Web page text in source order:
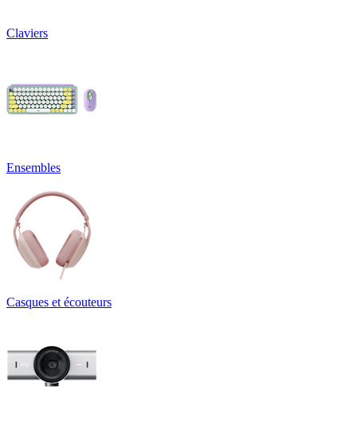
Claviers
Ensembles
Casques et écouteurs